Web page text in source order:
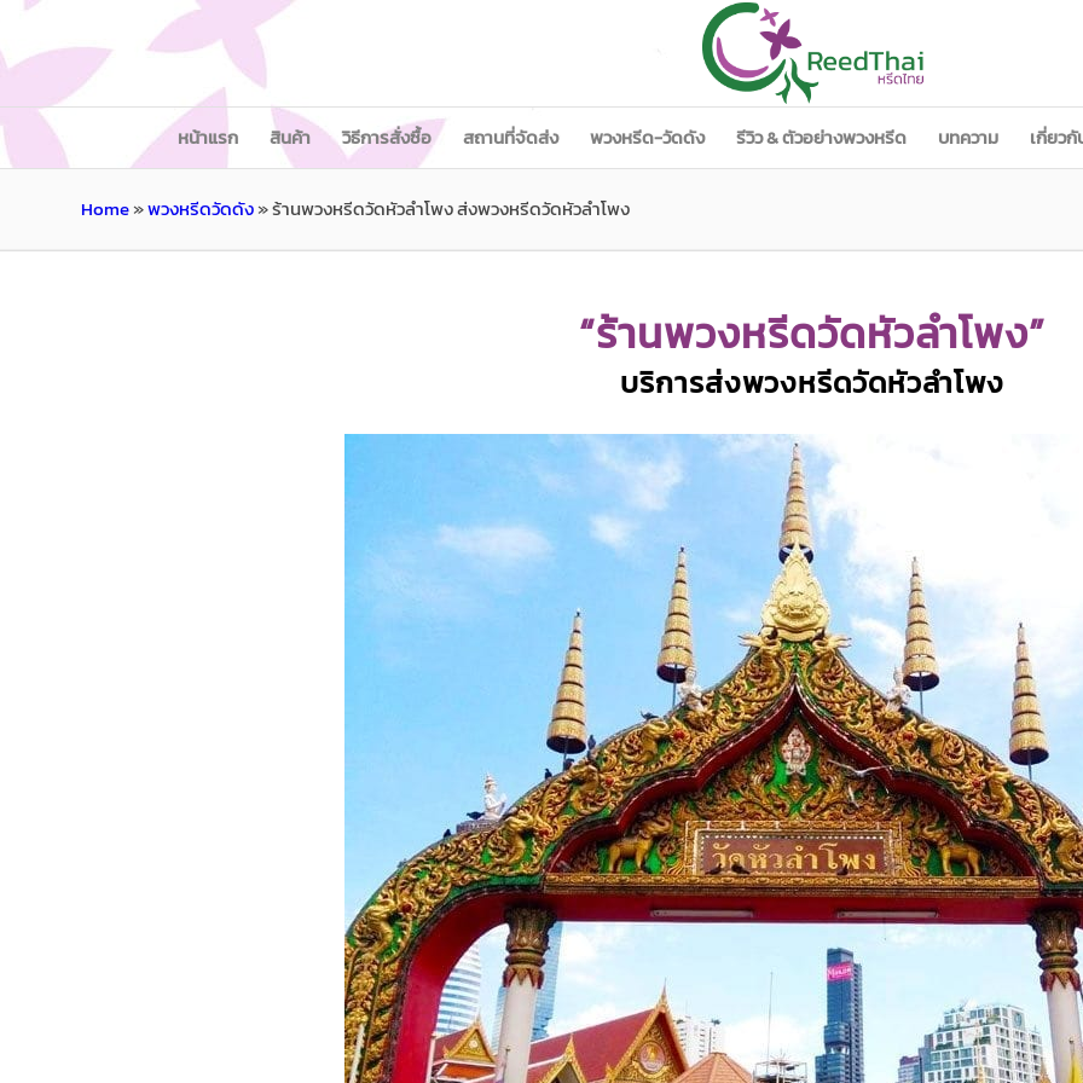
หน้าแรก สินค้า วิธีการสั่งซื้อ สถานที่จัดส่ง พวงหรีด-วัดดัง รีวิว & ตัวอย่างพวงหรีด บทความ เกี่ยวกั
Home»พวงหรีดวัดดัง»ร้านพวงหรีดวัดหัวลำโพง ส่งพวงหรีดวัดหัวลำโพง
“ร้านพวงหรีดวัดหัวลำโพง”
บริการส่งพวงหรีดวัดหัวลำโพง